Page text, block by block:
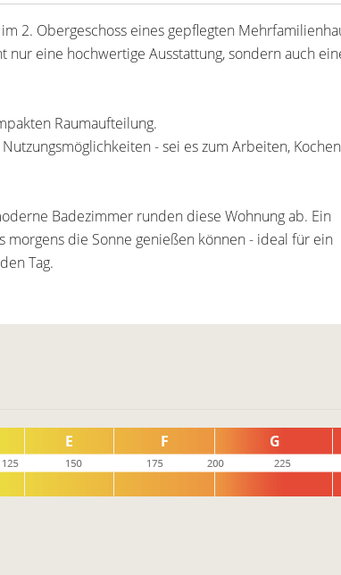
2. Obergeschoss eines gepflegten
eine hochwertige Ausstattung, sondern auch
Raumaufteilung.
- sei es zum Arbeiten, Kochen
Badezimmer runden diese Wohnung ab. Ein
die Sonne genießen können - ideal für ein
Tag.